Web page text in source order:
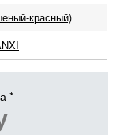
красный)
*